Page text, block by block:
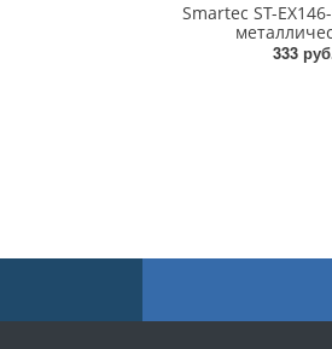
Smartec ST-
333